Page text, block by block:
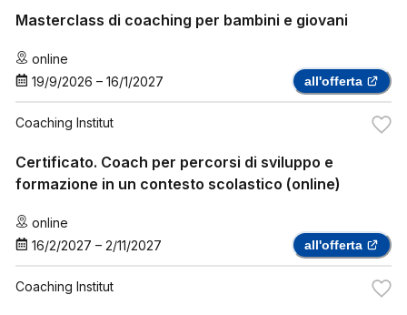
Masterclass di coaching per bambini e giovani
online
19/9/2026 – 16/1/2027 all'offerta
Coaching Institut
Certificato. Coach per percorsi di sviluppo e
formazione in un contesto scolastico (online)
online
16/2/2027 – 2/11/2027 all'offerta
Coaching Institut